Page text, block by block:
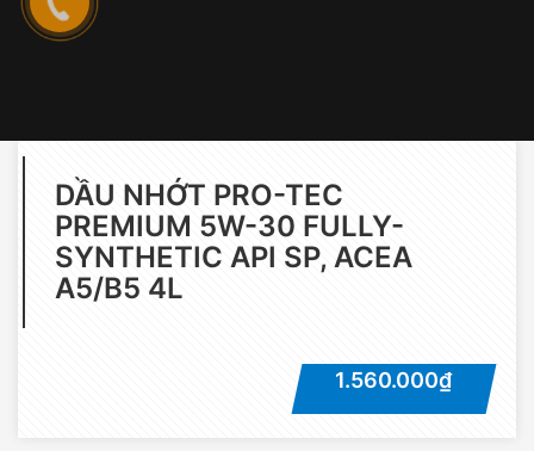
DẦU NHỚT PRO-TEC
PREMIUM 5W-30 FULLY-
SYNTHETIC API SP, ACEA
A5/B5 4L
1.560.000₫